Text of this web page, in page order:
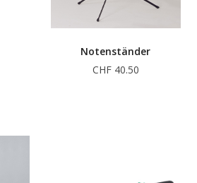
Notenständer
CHF 40.50